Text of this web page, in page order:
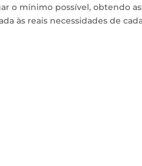
o mínimo possível, obtendo
às reais necessidades de